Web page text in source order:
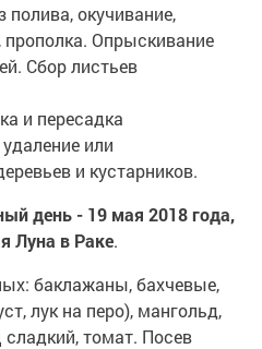
окучивание,
Опрыскивание
Сбор листьев
и пересадка
или
и кустарников.
день - 19 мая 2018 года,
Луна в Раке.
баклажаны, бахчевые,
лук на перо), мангольд,
сладкий, томат. Посев